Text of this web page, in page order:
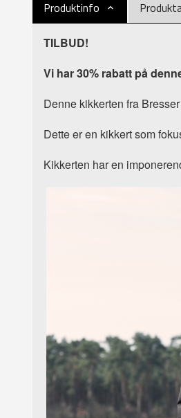
Produktinfo
TILBUD!
Vi har 30% rabatt på
Denne kikkerten fra
Dette er en kikkert som
Kikkerten har en